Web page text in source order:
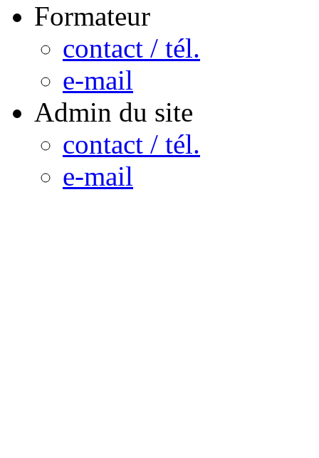
Formateur
contact / tél.
e-mail
Admin du site
contact / tél.
e-mail